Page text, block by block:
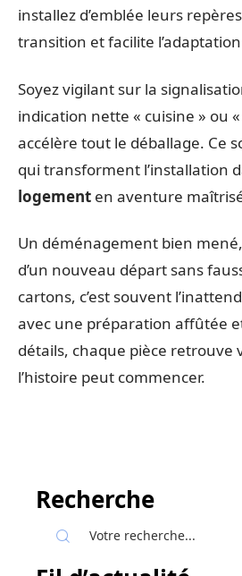
installez d’emblée leurs
transition et facilite
Soyez vigilant sur la
indication nette « cuisine » ou
accélère tout le déballage. Ce
qui transforment l’installation
logement en aventure
Un déménagement bien mené,
d’un nouveau départ sans
cartons, c’est souvent
avec une préparation affûtée
détails, chaque pièce retrouve
l’histoire peut commencer.
Recherche